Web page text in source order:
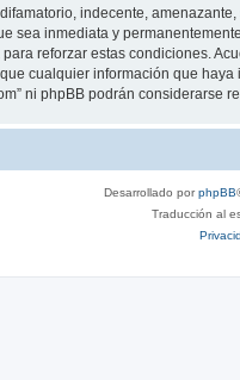
indecente,
sea inmediata y
reforzar estas condiciones.
cualquier información que
ni phpBB podrán
Desarrollado porphpBB
Traducción al